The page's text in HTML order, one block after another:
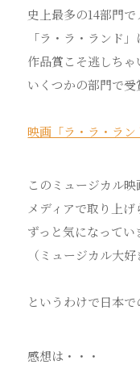
史上最多の14部門
「ラ・ラ・ランド」
作品賞こそ逃しち
いくつかの部門で受
映画「ラ・ラ・ラン
このミュージカル映
メディアで取り上
ずっと気になってい
（ミュージカル大好
というわけで日本
感想は・・・